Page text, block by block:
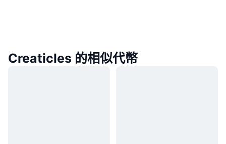
Creaticles 的相似代幣